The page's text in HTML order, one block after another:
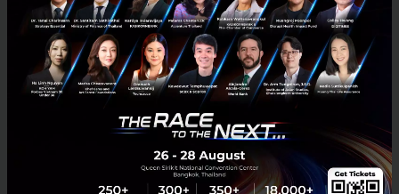
depa ประกาศเข้าลงทุนใน VISAI ร่วมขับเคลื่อนสู่ดิจิทัลสตาร์ท
อัพระดับ Pre-Series A
depa ประกาศเข้าลงทุนครั้งใหญ่ ขับเคลื่อน VISAI ดิจิทัลสตาร์ทอัพผู้ให้